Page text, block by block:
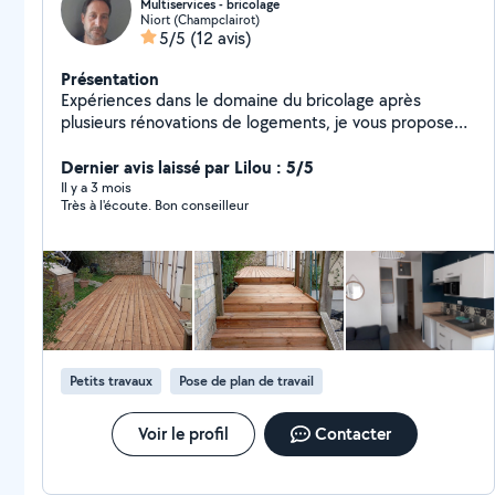
Multiservices - bricolage
Niort (Champclairot)
5/5 (12 avis)
Présentation
Expériences dans le domaine du bricolage après
plusieurs rénovations de logements, je vous propose
organisé, soigneux et ponctuel, je suis à votre
disposition. J'étudie toutes propositions.
Dernier avis laissé par Lilou : 5/5
Il y a 3 mois
Très à l'écoute. Bon conseilleur
Petits travaux Pose de plan de travail
Voir le profil Contacter